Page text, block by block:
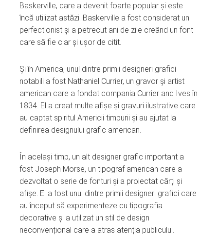
Baskerville, care a devenit foarte popular și este
încă utilizat astăzi. Baskerville a fost considerat un
perfectionist și a petrecut ani de zile creând un font
care să fie clar și ușor de citit.
Și în America, unul dintre primii designeri grafici
notabili a fost Nathaniel Currier, un gravor și artist
american care a fondat compania Currier and Ives în
1834. El a creat multe afișe și gravuri ilustrative care
au captat spiritul Americii timpurii și au ajutat la
definirea designului grafic american.
În același timp, un alt designer grafic important a
fost Joseph Morse, un tipograf american care a
dezvoltat o serie de fonturi și a proiectat cărți și
afișe. El a fost unul dintre primii designeri grafici care
au început să experimenteze cu tipografia
decorative și a utilizat un stil de design
neconvențional care a atras atenția publicului.